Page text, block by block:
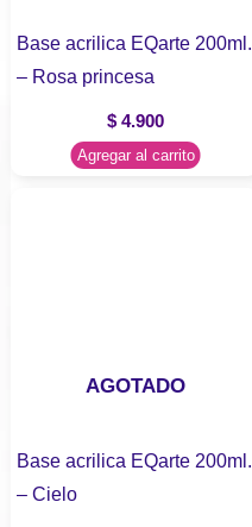
Base acrilica EQarte 200ml.
– Rosa princesa
$ 4.900
Agregar al carrito
AGOTADO
Base acrilica EQarte 200ml.
– Cielo